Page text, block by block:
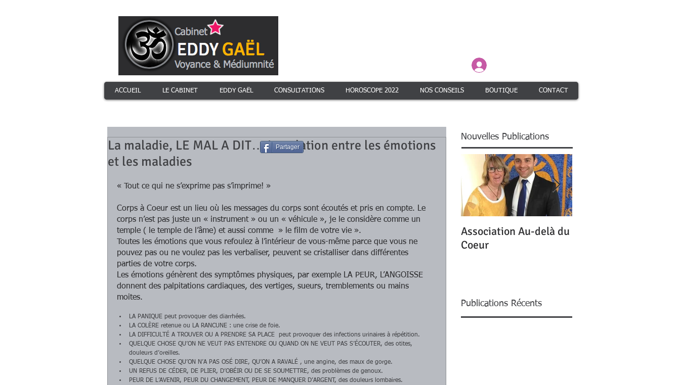
ACCUEIL LE CABINET EDDY GAËL CONSULTATIONS HOROSCOPE 2022 NOS CONSEILS BOUTIQUE CONTACT
La maladie, LE MAL A DIT… La relation entre les émotions
et les maladies
« Tout ce qui ne s’exprime pas s’imprime! »
Corps à Coeur est un lieu où les messages du corps sont écoutés et pris en compte. Le
corps n’est pas juste un « instrument » ou un « véhicule », je le considère comme un
temple ( le temple de l’âme) et aussi comme  » le film de votre vie ».
Toutes les émotions que vous refoulez à l’intérieur de vous-même parce que vous ne
pouvez pas ou ne voulez pas les verbaliser, peuvent se cristalliser dans différentes
parties de votre corps.
Les émotions génèrent des symptômes physiques, par exemple LA PEUR, L’ANGOISSE
donnent des palpitations cardiaques, des vertiges, sueurs, tremblements ou mains
moites.
LA PANIQUE peut provoquer des diarrhées.
LA COLÈRE retenue ou LA RANCUNE : une crise de foie.
LA DIFFICULTÉ A TROUVER OU A PRENDRE SA PLACE  peut provoquer des infections urinaires à répétition.
QUELQUE CHOSE QU’ON NE VEUT PAS ENTENDRE OU QUAND ON NE VEUT PAS S’ÉCOUTER, des otites,
douleurs d’oreilles.
QUELQUE CHOSE QU’ON N’A PAS OSÉ DIRE, QU’ON A RAVALÉ , une angine, des maux de gorge.
UN REFUS DE CÉDER, DE PLIER, D’OBÉIR OU DE SE SOUMETTRE, des problèmes de genoux.
PEUR DE L’AVENIR, PEUR DU CHANGEMENT, PEUR DE MANQUER D’ARGENT, des douleurs lombaires.
Partager
Nouvelles Publications
Association Au-delà du
Coeur
Publications Récents